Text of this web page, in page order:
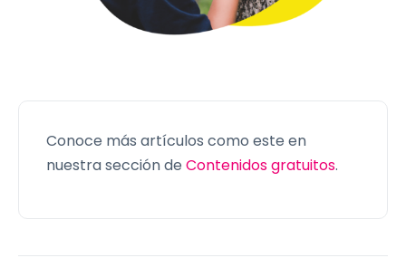
Conoce más artículos como este en
nuestra sección de Contenidos gratuitos.